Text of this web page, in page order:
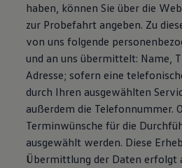
haben, können Sie über die
zur Probefahrt angeben. Zu
von uns folgende
und an uns übermittelt: Name,
Adresse; sofern eine
durch Ihren ausgewählten
außerdem die Telefonnummer.
Terminwünsche für die
ausgewählt werden. Diese
Übermittlung der Daten erfolgt